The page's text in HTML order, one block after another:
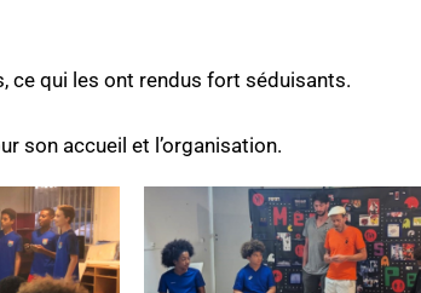
ce qui les ont rendus fort séduisants.
son accueil et l’organisation.